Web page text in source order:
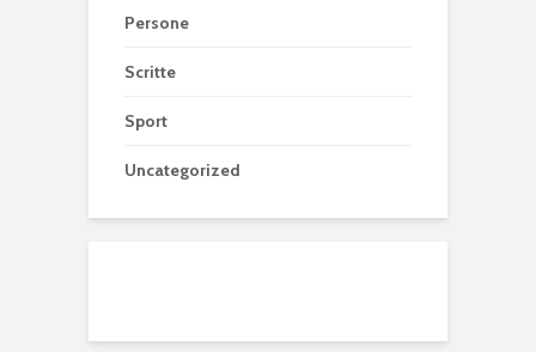
Persone
Scritte
Sport
Uncategorized